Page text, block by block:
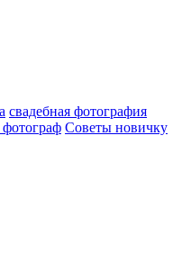
свадебная фотография
Советы новичку